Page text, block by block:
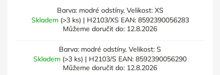
Barva: modré odstíny, Velikost: XS
Skladem (>3 ks) | H2103/XS EAN: 8592390056283
Můžeme doručit do: 12.8.2026
Barva: modré odstíny, Velikost: S
Skladem (>3 ks) | H2103/S EAN: 8592390056290
Můžeme doručit do: 12.8.2026